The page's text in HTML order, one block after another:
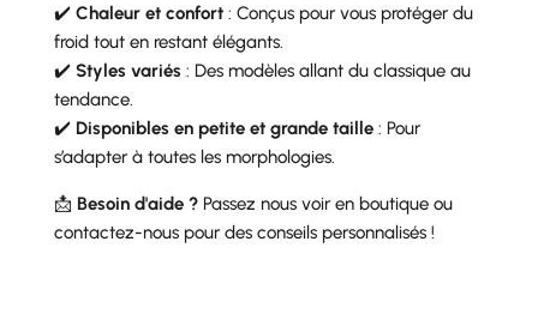
✔️ Chaleur et confort: Conçus pour vous protéger du
froid tout en restant élégants.
✔️ Styles variés : Des modèles allant du classique au
tendance.
✔️ Disponibles en petite et grande taille: Pour
s’adapter à toutes les morphologies.
📩 Besoin d'aide ?Passez nous voir en boutique ou
contactez-nous pour des conseils personnalisés !